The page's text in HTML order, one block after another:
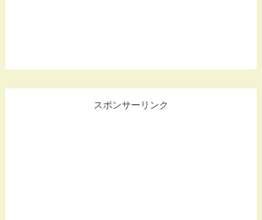
スポンサーリンク